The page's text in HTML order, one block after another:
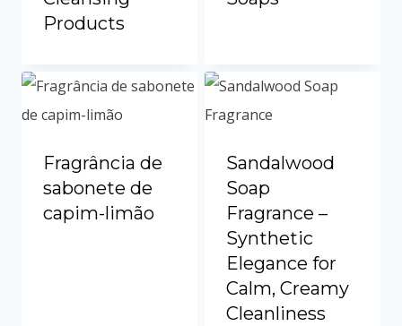
Products
Fragrância de
sabonete de
capim-limão
Sandalwood
Soap
Fragrance –
Synthetic
Elegance for
Calm, Creamy
Cleanliness
Vietnamese